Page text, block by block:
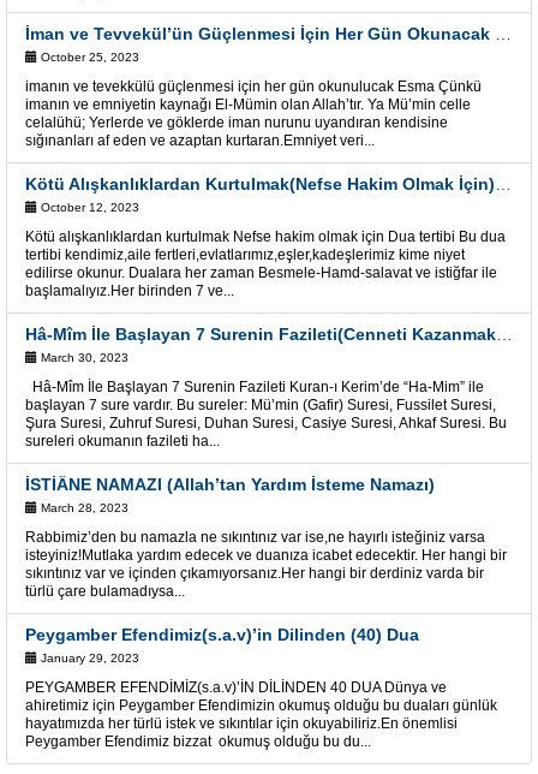
October 25, 2023
imanın ve tevekkülü güçlenmesi için her gün okunulucak Esma Çünkü
imanın ve emniyetin kaynağı El-Mümin olan Allah’tır. Ya Mü’min celle
celalühü; Yerlerde ve göklerde iman nurunu uyandıran kendisine
sığınanları af eden ve azaptan kurtaran.Emniyet veri...
October 12, 2023
Kötü alışkanlıklardan kurtulmak Nefse hakim olmak için Dua tertibi Bu dua
tertibi kendimiz,aile fertleri,evlatlarımız,eşler,kadeşlerimiz kime niyet
edilirse okunur. Dualara her zaman Besmele-Hamd-salavat ve istiğfar ile
başlamalıyız.Her birinden 7 ve...
March 30, 2023
Hâ-Mîm İle Başlayan 7 Surenin Fazileti Kuran-ı Kerim’de “Ha-Mim” ile
başlayan 7 sure vardır. Bu sureler: Mü’min (Gafir) Suresi, Fussilet Suresi,
Şura Suresi, Zuhruf Suresi, Duhan Suresi, Casiye Suresi, Ahkaf Suresi. Bu
sureleri okumanın fazileti ha...
İSTİÂNE NAMAZI (Allah’tan Yardım İsteme Namazı)
March 28, 2023
Rabbimiz’den bu namazla ne sıkıntınız var ise,ne hayırlı isteğiniz varsa
isteyiniz!Mutlaka yardım edecek ve duanıza icabet edecektir. Her hangi bir
sıkıntınız var ve içinden çıkamıyorsanız.Her hangi bir derdiniz varda bir
türlü çare bulamadıysa...
Peygamber Efendimiz(s.a.v)’in Dilinden (40) Dua
January 29, 2023
PEYGAMBER EFENDİMİZ(s.a.v)’İN DİLİNDEN 40 DUA Dünya ve
ahiretimiz için Peygamber Efendimizin okumuş olduğu bu duaları günlük
hayatımızda her türlü istek ve sıkıntılar için okuyabiliriz.En önemlisi
Peygamber Efendimiz bizzat okumuş olduğu bu du...